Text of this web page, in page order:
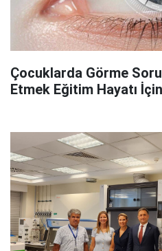
Çocuklarda Görme
Etmek Eğitim Hayatı